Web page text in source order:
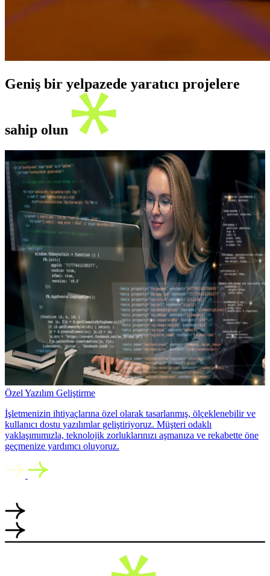
Geniş bir yelpazede yaratıcı projelere
sahip olun
Özel Yazılım Geliştirme
İşletmenizin ihtiyaçlarına özel olarak tasarlanmış, ölçeklenebilir ve
kullanıcı dostu yazılımlar geliştiriyoruz. Müşteri odaklı
yaklaşımımızla, teknolojik zorluklarınızı aşmanıza ve rekabette öne
geçmenize yardımcı oluyoruz.